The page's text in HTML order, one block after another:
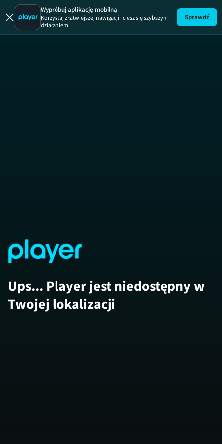
Zaginieni
Wypróbuj aplikację mobilną
Korzystaj z łatwiejszej nawigacji i ciesz się szybszym
działaniem
Sprawdź
Ups... Player jest niedostępny w
Twojej lokalizacji